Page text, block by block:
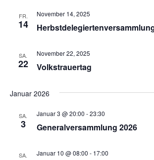
FR.
14
November 14, 2025
SA.
22 Volkstrauertag
November 22, 2025
Januar 2026
SA.
3 Generalversammlung 2026
Januar 3 @ 20:00 -23:30
SA. Januar 10 @ 08:00 - 17:00